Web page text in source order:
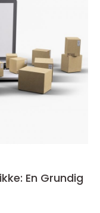
En Grundig